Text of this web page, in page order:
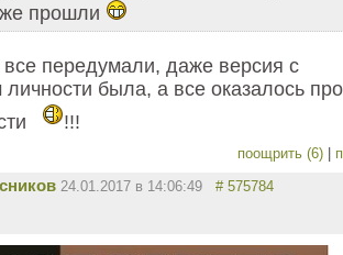
прошли
передумали, даже версия с
была, а все оказалось
!!!
поощрить (6)
24.01.2017 в 14:06:49 # 575784